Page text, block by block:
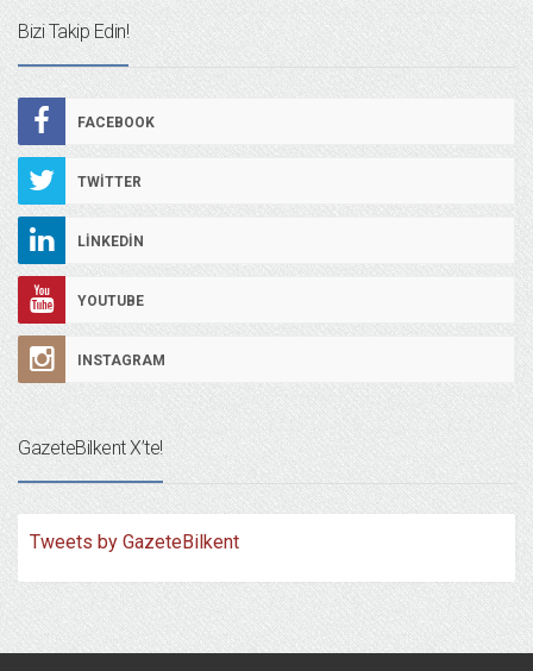
Bizi Takip Edin!
FACEBOOK
TWITTER
LINKEDIN
YOUTUBE
INSTAGRAM
GazeteBilkent X’te!
Tweets by GazeteBilkent